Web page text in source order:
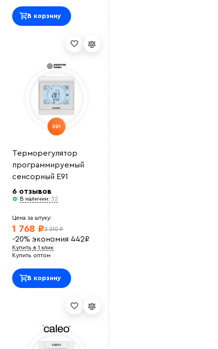
В корзину
Терморегулятор
программируемый
сенсорный E91
6 отзывов
В наличии: 32
Цена за штуку:
2 210 ₽
1 768 ₽
-20% экономия 442₽
Купить в 1 клик
Купить оптом
В корзину